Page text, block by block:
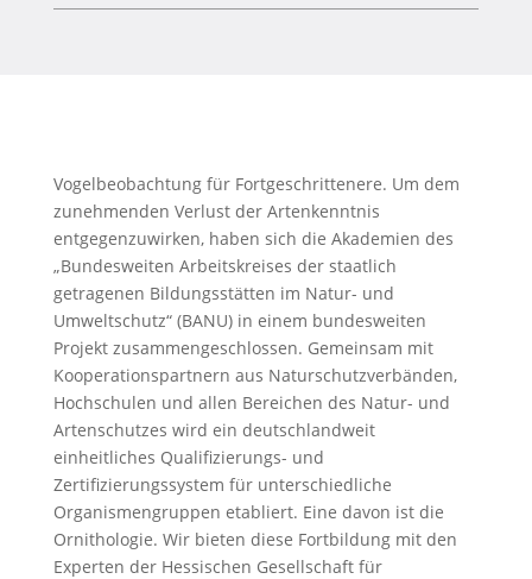
Vogelbeobachtung für Fortgeschrittenere. Um dem
zunehmenden Verlust der Artenkenntnis
entgegenzuwirken, haben sich die Akademien des
„Bundesweiten Arbeitskreises der staatlich
getragenen Bildungsstätten im Natur- und
Umweltschutz“ (BANU) in einem bundesweiten
Projekt zusammengeschlossen. Gemeinsam mit
Kooperationspartnern aus Naturschutzverbänden,
Hochschulen und allen Bereichen des Natur- und
Artenschutzes wird ein deutschlandweit
einheitliches Qualifizierungs- und
Zertifizierungssystem für unterschiedliche
Organismengruppen etabliert. Eine davon ist die
Ornithologie. Wir bieten diese Fortbildung mit den
Experten der Hessischen Gesellschaft für